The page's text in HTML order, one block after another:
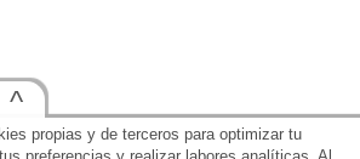
propias y de terceros para optimizar tu
^